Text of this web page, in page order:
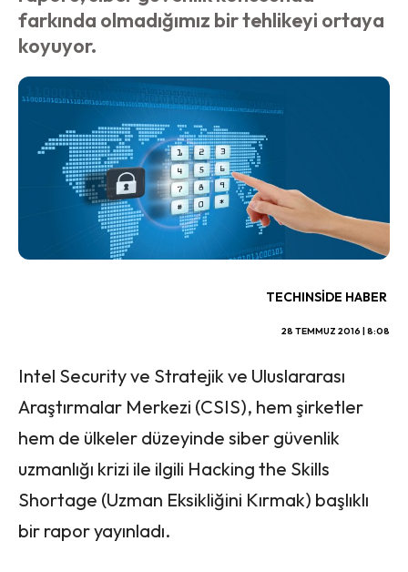
farkında olmadığımız bir tehlikeyi ortaya
koyuyor.
TECHINSIDE HABER
28 TEMMUZ 2016 | 8:08
Intel Security ve Stratejik ve Uluslararası
Araştırmalar Merkezi (CSIS), hem şirketler
hem de ülkeler düzeyinde siber güvenlik
uzmanlığı krizi ile ilgili Hacking the Skills
Shortage (Uzman Eksikliğini Kırmak) başlıklı
bir rapor yayınladı.